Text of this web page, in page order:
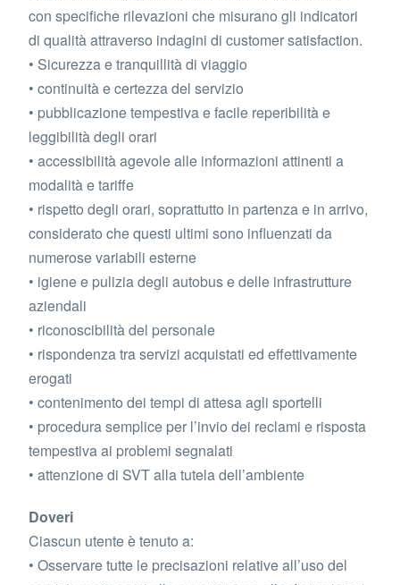
con specifiche rilevazioni che misurano gli indicatori
di qualità attraverso indagini di customer satisfaction.
• Sicurezza e tranquillità di viaggio
• continuità e certezza del servizio
• pubblicazione tempestiva e facile reperibilità e
leggibilità degli orari
• accessibilità agevole alle informazioni attinenti a
modalità e tariffe
• rispetto degli orari, soprattutto in partenza e in arrivo,
considerato che questi ultimi sono influenzati da
numerose variabili esterne
• igiene e pulizia degli autobus e delle infrastrutture
aziendali
• riconoscibilità del personale
• rispondenza tra servizi acquistati ed effettivamente
erogati
• contenimento dei tempi di attesa agli sportelli
• procedura semplice per l’invio dei reclami e risposta
tempestiva ai problemi segnalati
• attenzione di SVT alla tutela dell’ambiente
Doveri
Ciascun utente è tenuto a:
• Osservare tutte le precisazioni relative all’uso del